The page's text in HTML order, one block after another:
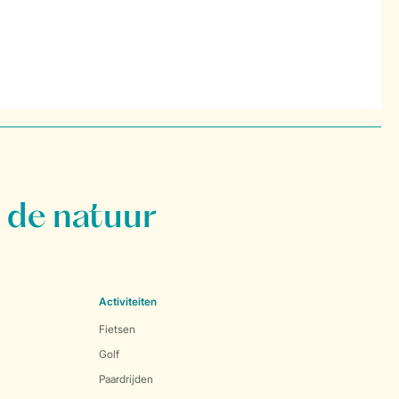
natuur
Activiteiten
Fietsen
Golf
Paardrijden